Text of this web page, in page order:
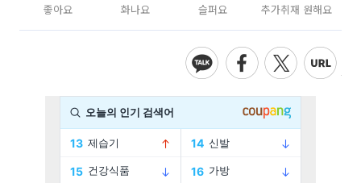
좋아요 화나요 슬퍼요 추가취재 원해요